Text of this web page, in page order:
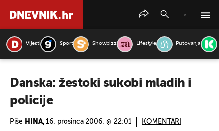
Vijesti Sport Showbizz Lifestyle Putovanja
Danska: žestoki sukobi mladih i
policije
Piše HINA, 16. prosinca 2006. @ 22:01 KOMENTARI
PRETRAŽITE VIJESTI